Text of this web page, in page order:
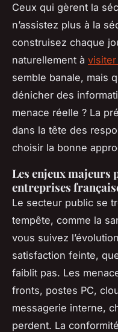
Ceux qui gèrent la
n’assistez plus à la
construisez chaque
naturellement à
semble banale, mais
dénicher des
menace réelle ? La
dans la tête des
choisir la bonne
Les enjeux majeurs
entreprises
Le secteur public se
tempête, comme la
vous suivez
satisfaction feinte,
faiblit pas. Les
fronts, postes PC,
messagerie interne,
perdent. La